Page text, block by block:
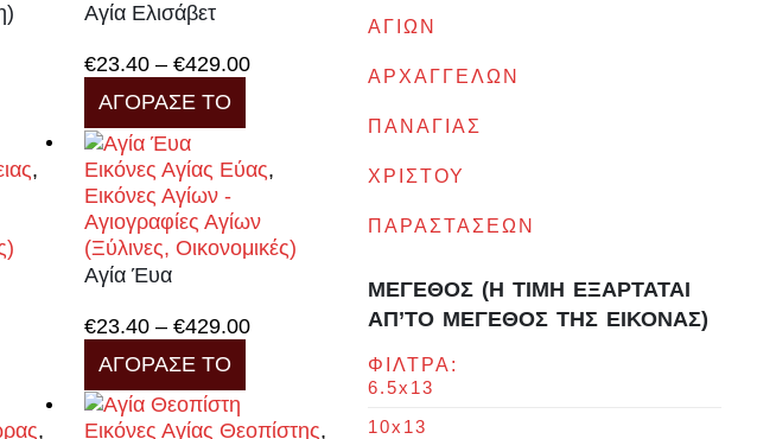
Αγία Ελισάβετ
€23.40 – €429.00Price
€429.00
ΑΓΟΡΑΣΕ ΤΟ
έχει
παραλλαγές.
Οι
να
του
,
Εικόνες Αγίας Εύας,
Εικόνες Αγίων -
Αγιογραφίες Αγίων
(Ξύλινες, Οικονομικές)
Αγία Έυα
€23.40 – €429.00Price
€429.00
ΑΓΟΡΑΣΕ ΤΟ
έχει
, Εικόνες Αγίας Θεοπίστης,
ΑΓΙΩΝ
ΑΡΧΑΓΓΕΛΩΝ
ΠΑΝΑΓΙΑΣ
ΧΡΙΣΤΟΥ
ΠΑΡΑΣΤΑΣΕΩΝ
ΜΕΓΕΘΟΣ (Η ΤΙΜΗ ΕΞΑΡΤΑΤΑΙ
ΑΠ’ΤΟ ΜΕΓΕΘΟΣ ΤΗΣ ΕΙΚΟΝΑΣ)
ΦΙΛΤΡΑ:
6.5x13
10x13